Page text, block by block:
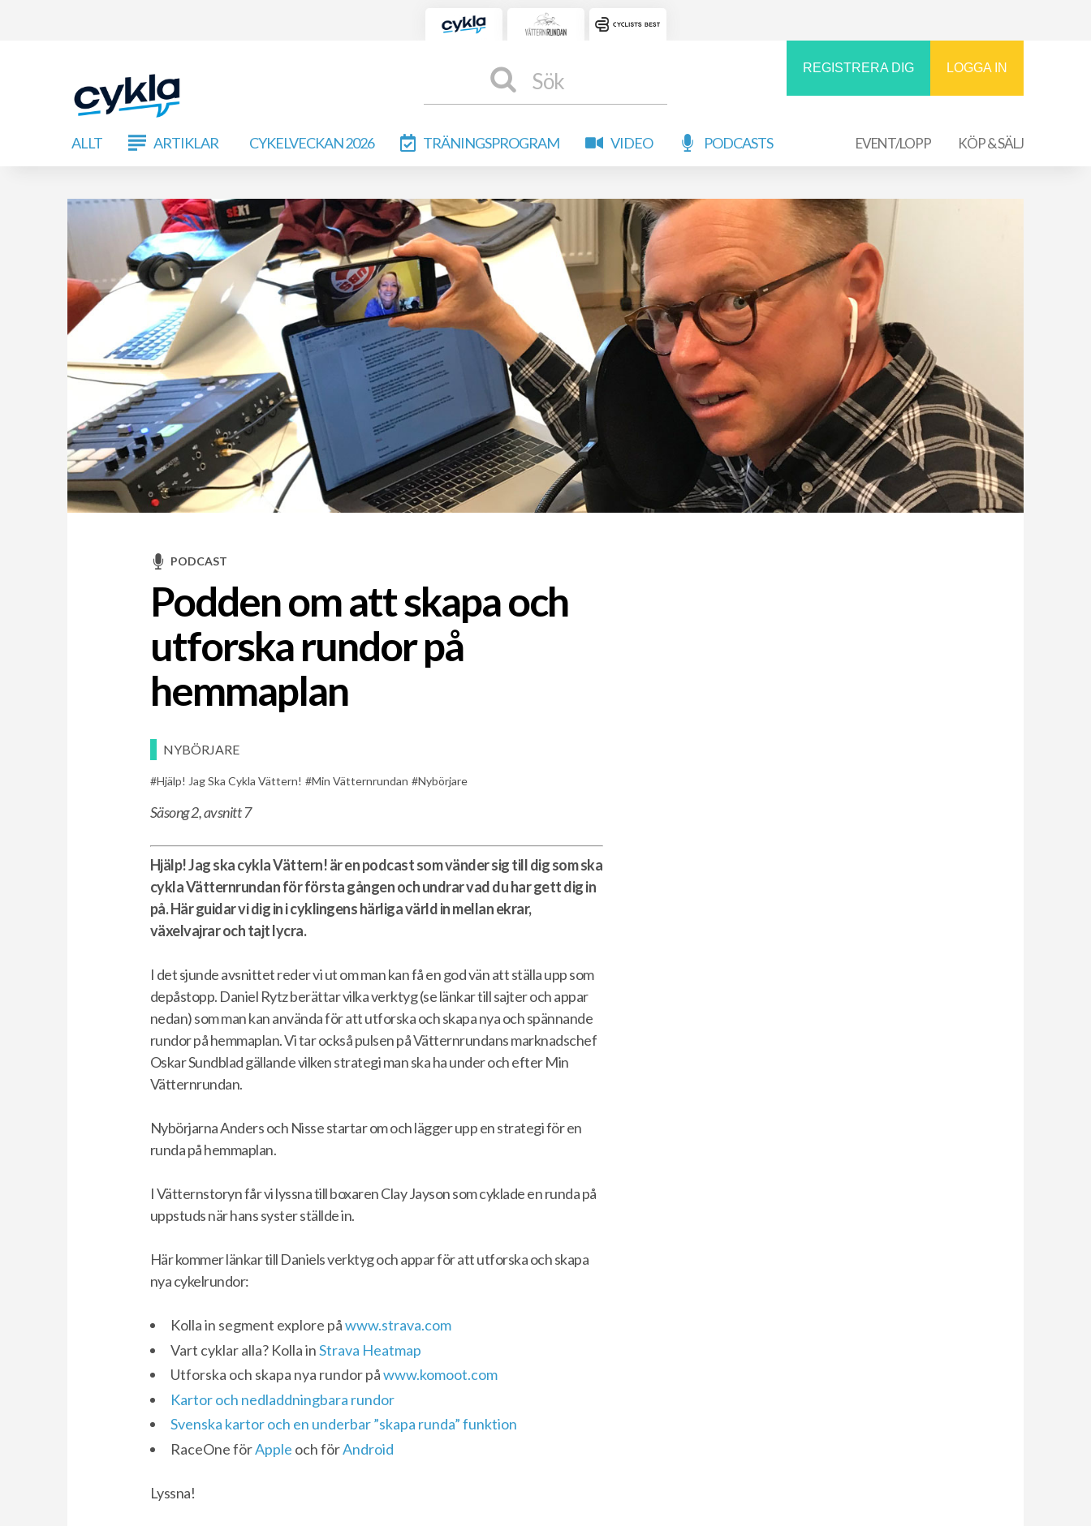
Sök
REGISTRERA DIG LOGGA IN
ALLT ARTIKLAR CYKELVECKAN 2026 TRÄNINGSPROGRAM VIDEO PODCASTS EVENT/LOPP KÖP & SÄLJ
PODCAST
Podden om att skapa och
utforska rundor på
hemmaplan
NYBÖRJARE
Hjälp! Jag Ska Cykla Vättern! Min Vätternrundan Nybörjare
Säsong 2, avsnitt 7
Hjälp! Jag ska cykla Vättern! är en podcast som vänder sig till dig som ska
cykla Vätternrundan för första gången och undrar vad du har gett dig in
på. Här guidar vi dig in i cyklingens härliga värld in mellan ekrar,
växelvajrar och tajt lycra.
I det sjunde avsnittet reder vi ut om man kan få en god vän att ställa upp som
depåstopp. Daniel Rytz berättar vilka verktyg (se länkar till sajter och appar
nedan) som man kan använda för att utforska och skapa nya och spännande
rundor på hemmaplan. Vi tar också pulsen på Vätternrundans marknadschef
Oskar Sundblad gällande vilken strategi man ska ha under och efter Min
Vätternrundan.
Nybörjarna Anders och Nisse startar om och lägger upp en strategi för en
runda på hemmaplan.
I Vätternstoryn får vi lyssna till boxaren Clay Jayson som cyklade en runda på
uppstuds när hans syster ställde in.
Här kommer länkar till Daniels verktyg och appar för att utforska och skapa
nya cykelrundor:
Kolla in segment explore påwww.strava.com
Vart cyklar alla? Kolla inStrava Heatmap
Utforska och skapa nya rundor påwww.komoot.com
Kartor och nedladdningbara rundor
Svenska kartor och en underbar ”skapa runda” funktion
RaceOne förApple och förAndroid
Lyssna!